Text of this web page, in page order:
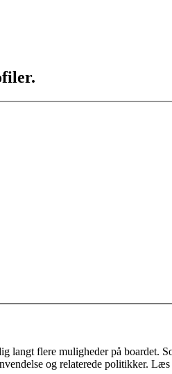
flere muligheder på boardet.
og relaterede politikker.